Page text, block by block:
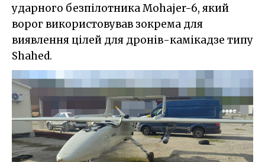
ударного безпілотника Mohajer-6, який
ворог використовував зокрема для
виявлення цілей для дронів-камікадзе типу
Shahed.